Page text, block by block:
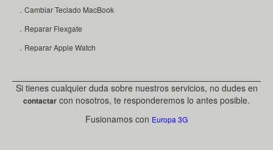
．Cambiar Teclado MacBook
．Reparar Flexgate
．Reparar Apple Watch
Si tienes cualquier duda sobre nuestros servicios, no dudes en
contactar con nosotros, te responderemos lo antes posible.
Fusionamos con Europa 3G